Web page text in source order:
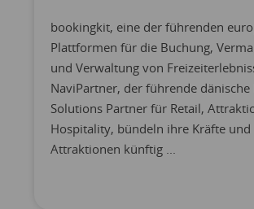
bookingkit, eine der führenden
Plattformen für die Buchung,
und Verwaltung von
NaviPartner, der führende
Solutions Partner für Retail,
Hospitality, bündeln ihre Kräfte und
Attraktionen künftig ...